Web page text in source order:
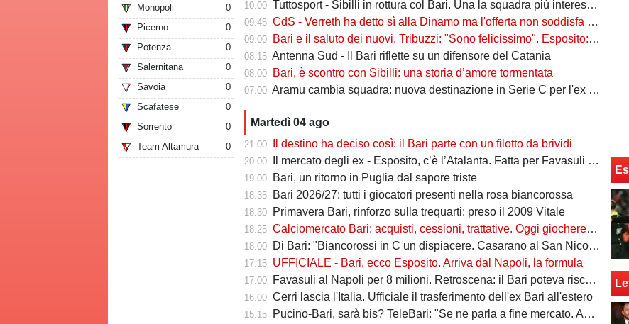
Monopoli
0
Picerno
0
Potenza
0
Salernitana
0
Savoia
0
Scafatese
0
Sorrento
0
Team Altamura
0
10:00 Tuttosport - Sibilli in rottura col Bari. Una la squadra più interessata a ingaggiarlo
09:45 CdS - Verreth ha detto sì alla Dinamo ma l'offerta non soddisfa il Bari. Della Morte, niente conferme
09:00 Bari e il saluto dei nuovi. Tribuzzi: "Sono felicissimo". Esposito: "Ci vediamo al San Nicola"
08:15 Antenna Sud - Il Bari riflette su un difensore del Catania
08:00 Bari, è scontro con Sibilli: una storia d’amore tormentata
07:00 Aramu cambia squadra: nuova destinazione in Serie C per l'ex Bari
Martedì 04 ago
21:00 Il destino ha deciso così: il Bari parte con un filotto da brividi
20:00 Il mercato degli ex - Esposito, c’è l’Atalanta. Fatta per Favasuli al Napoli, Koutsoupias osservato dal Toro
19:00 Bari, un ritorno in Puglia dal sapore triste
18:35 Bari 2026/27: tutti i giocatori presenti nella rosa biancorossa
18:30 Primavera Bari, rinforzo sulla trequarti: preso il 2009 Vitale
18:25 Calciomercato Bari: acquisti, cessioni, trattative. Oggi giocherebbe così
18:00 Di Bari: "Biancorossi in C un dispiacere. Casarano al San Nicola? Sarà un orgoglio"
17:15 UFFICIALE - Bari, ecco Esposito. Arriva dal Napoli, la formula
17:00 Favasuli al Napoli per 8 milioni. Retroscena: il Bari poteva riscattarlo, ma...
16:00 Cerri lascia l'Italia. Ufficiale il trasferimento dell'ex Bari all'estero
15:15 Pucino-Bari, sarà bis? TeleBari: "Se ne parla a fine mercato. Ad oggi, lo cerca il Monopoli"